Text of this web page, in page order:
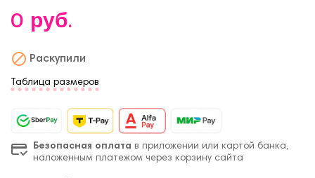
0 руб.
 Раскупили
Таблица размеров
Безопасная оплата в приложении или картой банка,
наложенным платежом через корзину сайта